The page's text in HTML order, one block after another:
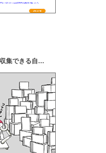
「荷物データを自動収集できる自動荷降ろし」広報用動画